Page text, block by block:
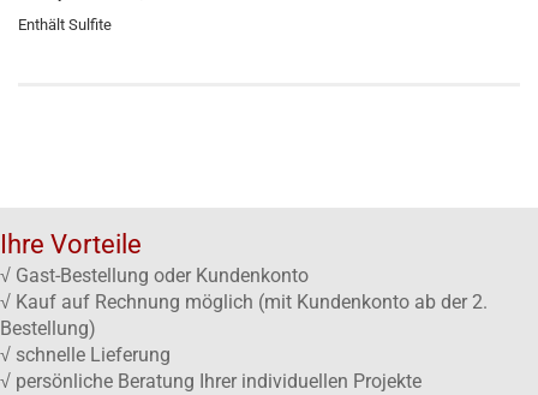
Enthält Sulfite
Ihre Vorteile
√ Gast-Bestellung oder Kundenkonto
√ Kauf auf Rechnung möglich (mit Kundenkonto ab der 2.
Bestellung)
√ schnelle Lieferung
√ persönliche Beratung Ihrer individuellen Projekte